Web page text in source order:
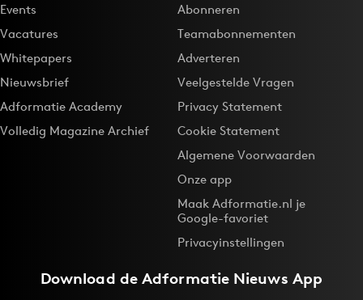
Events
Vacatures
Whitepapers
Nieuwsbrief
Adformatie Academy
Volledig Magazine Archief
Abonneren
Teamabonnementen
Adverteren
Veelgestelde Vragen
Privacy Statement
Cookie Statement
Algemene Voorwaarden
Onze app
Maak Adformatie.nl je
Google-favoriet
Privacyinstellingen
Download deAdformatie Nieuws App